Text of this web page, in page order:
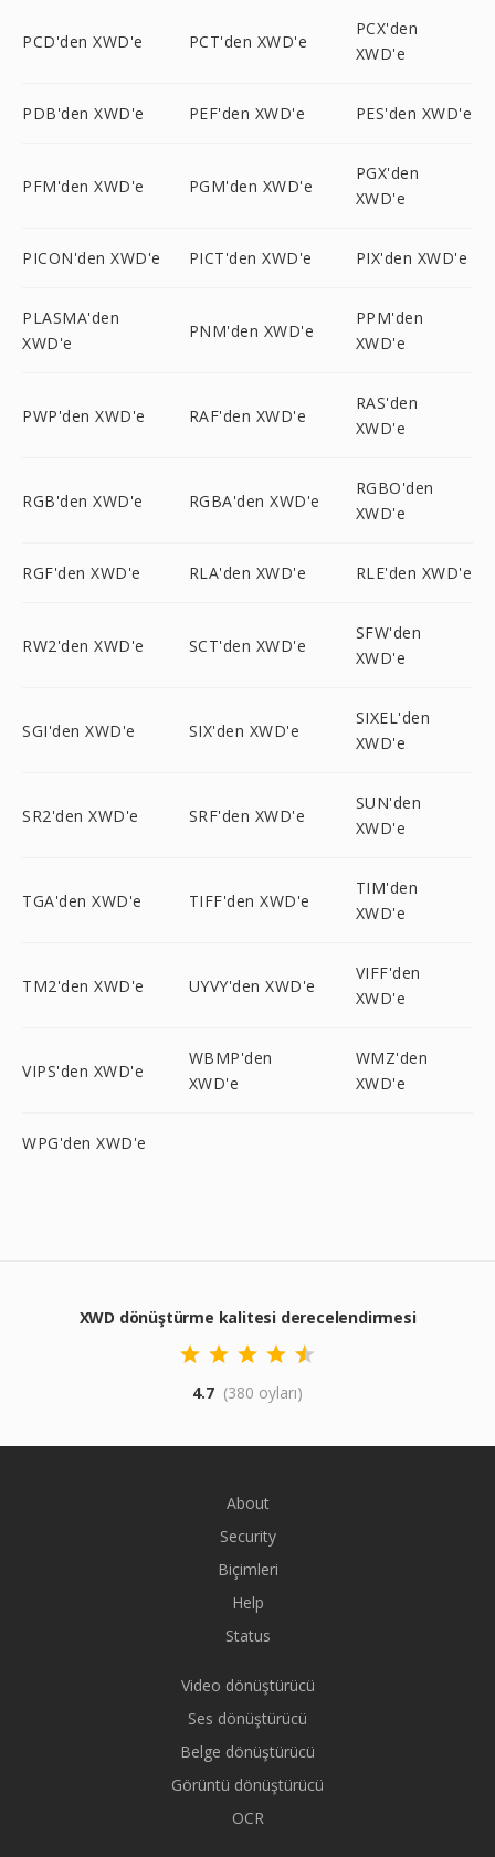
PCD'den XWD'e PCT'den XWD'e
PCX'den
XWD'e
PDB'den XWD'e PEF'den XWD'e PES'den XWD'e
PFM'den XWD'e PGM'den XWD'e
PGX'den
XWD'e
PICON'den XWD'e PICT'den XWD'e PIX'den XWD'e
PLASMA'den
XWD'e
PNM'den XWD'e
PPM'den
XWD'e
PWP'den XWD'e RAF'den XWD'e
RAS'den
XWD'e
RGB'den XWD'e RGBA'den XWD'e
RGBO'den
XWD'e
RGF'den XWD'e RLA'den XWD'e RLE'den XWD'e
RW2'den XWD'e SCT'den XWD'e
SFW'den
XWD'e
SGI'den XWD'e SIX'den XWD'e
SIXEL'den
XWD'e
SR2'den XWD'e SRF'den XWD'e
SUN'den
XWD'e
TGA'den XWD'e TIFF'den XWD'e
TIM'den
XWD'e
TM2'den XWD'e UYVY'den XWD'e
VIFF'den
XWD'e
VIPS'den XWD'e
WBMP'den
XWD'e
WMZ'den
XWD'e
WPG'den XWD'e
XWD dönüştürme kalitesi derecelendirmesi
4.7 (380 oyları)
About
Security
Biçimleri
Help
Status
Video dönüştürücü
Ses dönüştürücü
Belge dönüştürücü
Görüntü dönüştürücü
OCR